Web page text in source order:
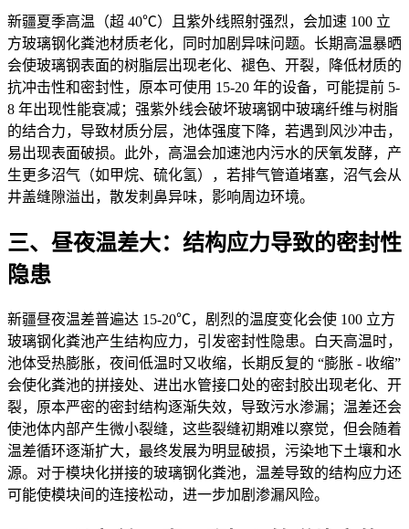
新疆夏季高温（超 40℃）且紫外线照射强烈，会加速 100 立
方玻璃钢化粪池材质老化，同时加剧异味问题。长期高温暴晒
会使玻璃钢表面的树脂层出现老化、褪色、开裂，降低材质的
抗冲击性和密封性，原本可使用 15-20 年的设备，可能提前 5-
8 年出现性能衰减；强紫外线会破坏玻璃钢中玻璃纤维与树脂
的结合力，导致材质分层，池体强度下降，若遇到风沙冲击，
易出现表面破损。此外，高温会加速池内污水的厌氧发酵，产
生更多沼气（如甲烷、硫化氢），若排气管道堵塞，沼气会从
井盖缝隙溢出，散发刺鼻异味，影响周边环境。
三、昼夜温差大：结构应力导致的密封性
隐患
新疆昼夜温差普遍达 15-20℃，剧烈的温度变化会使 100 立方
玻璃钢化粪池产生结构应力，引发密封性隐患。白天高温时，
池体受热膨胀，夜间低温时又收缩，长期反复的 “膨胀 - 收缩”
会使化粪池的拼接处、进出水管接口处的密封胶出现老化、开
裂，原本严密的密封结构逐渐失效，导致污水渗漏；温差还会
使池体内部产生微小裂缝，这些裂缝初期难以察觉，但会随着
温差循环逐渐扩大，最终发展为明显破损，污染地下土壤和水
源。对于模块化拼接的玻璃钢化粪池，温差导致的结构应力还
可能使模块间的连接松动，进一步加剧渗漏风险。